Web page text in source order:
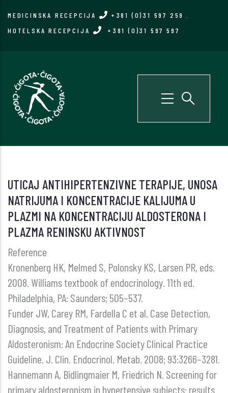
MEDICINSKA RECEPCIJA +381 (0)31 597 259
HOTELSKA RECEPCIJA
+381 (0)31 597 597
UTICAJ ANTIHIPERTENZIVNE TERAPIJE, UNOSA
NATRIJUMA I KONCENTRACIJE KALIJUMA U
PLAZMI NA KONCENTRACIJU ALDOSTERONA I
PLAZMA RENINSKU AKTIVNOST
Reference
Kronenberg HK, Melmed S, Polonsky KS, Larsen PR, eds.
2008. Williams textbook of endocrinology. 11th ed.
Philadelphia, PA: Saunders; 505–537.
Funder JW, Carey RM, Fardella C et al. Case Detection,
Diagnosis, and Treatment of Patients with Primary
Aldosteronism: An Endocrine Society Clinical Practice
Guideline. J. Clin. Endocrinol. Metab. 2008; 93:3266–3281.
Hannemann A, Bidlingmaier M, Friedrich N. Screening for
primary aldosteronism in hypertensive subjects: results